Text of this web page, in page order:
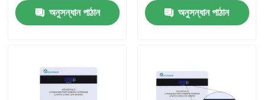
বাড়ি
অনুসন্ধান পাঠান
অনুসন্ধান পাঠান